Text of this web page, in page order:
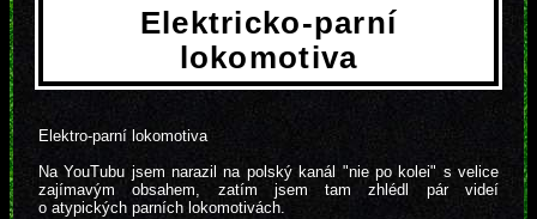
Elektricko-parní
lokomotiva
Elektro-parní lokomotiva
Na YouTubu jsem narazil na polský kanál "nie po kolei" s velice
zajímavým obsahem, zatím jsem tam zhlédl pár videí
o atypických parních lokomotivách.